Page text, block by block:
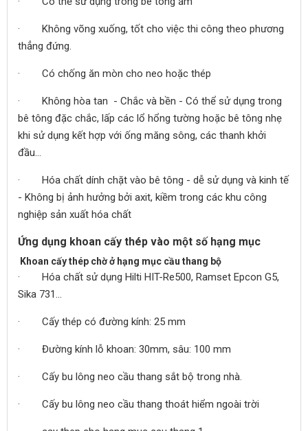
· Không võng xuống, tốt cho việc thi công theo phương
thẳng đứng.
· Có chống ăn mòn cho neo hoặc thép
· Không hòa tan - Chắc và bền - Có thể sử dụng trong
bê tông đặc chắc, lấp các lổ hổng tường hoặc bê tông nhẹ
khi sử dụng kết hợp với ống măng sông, các thanh khởi
đầu…
· Hóa chất dính chặt vào bê tông - dễ sử dụng và kinh tế
- Không bị ảnh hưởng bởi axit, kiềm trong các khu công
nghiệp sản xuất hóa chất
Ứng dụng khoan cấy thép vào một số hạng mục
Khoan cấy thép chờ ở hạng mục cầu thang bộ
· Hóa chất sử dụng Hilti HIT-Re500, Ramset Epcon G5,
Sika 731…
· Cấy thép có đường kính: 25 mm
· Đường kính lỗ khoan: 30mm, sâu: 100 mm
· Cấy bu lông neo cầu thang sắt bộ trong nhà.
· Cấy bu lông neo cầu thang thoát hiểm ngoài trời